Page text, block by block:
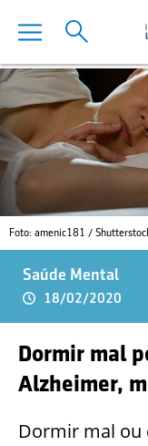
Foto: amenic181 /
Saúde Mental
18/02/2020
Dormir mal
Alzheimer,
Dormir mal ou